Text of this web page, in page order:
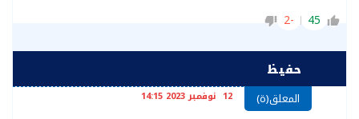
45
-2
حفيظ
المعلق(ة) 12 نوفمبر 2023 14:15